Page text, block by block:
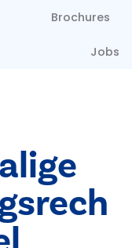
Brochures
Jobs